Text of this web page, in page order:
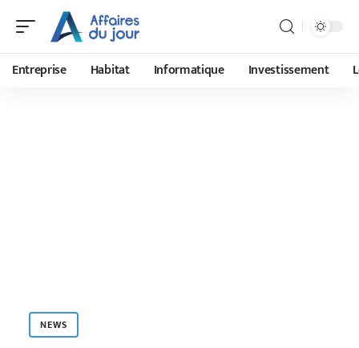
Entreprise Habitat Informatique Investissement
NEWS